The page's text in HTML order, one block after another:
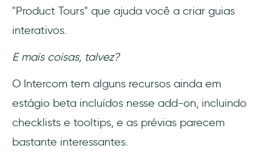
"Product Tours" que ajuda você a criar guias
interativos.
E mais coisas, talvez?
O Intercom tem alguns recursos ainda em
estágio beta incluídos nesse add-on, incluindo
checklists e tooltips, e as prévias parecem
bastante interessantes.